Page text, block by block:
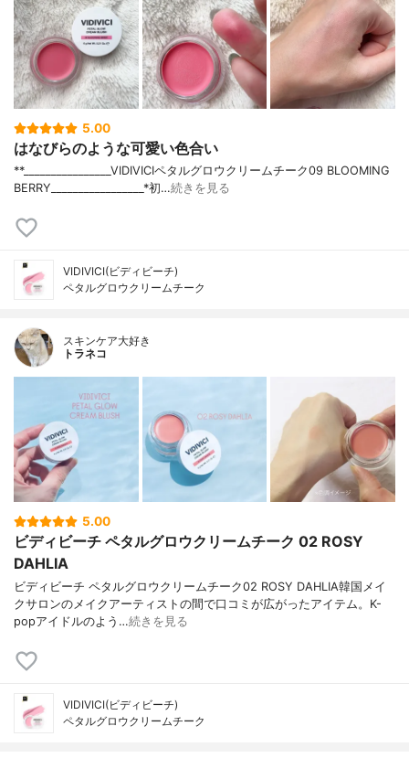
5.00
はなびらのような可愛い色合い
**⁡________________⁡⁡VIDIVICI⁡ペタルグロウクリームチーク09 BLOOMING
BERRY⁡_________________*初…続きを見る
VIDIVICI(ビディビーチ)
ペタルグロウクリームチーク
スキンケア大好き
トラネコ
5.00
ビディビーチ ペタルグロウクリームチーク 02 ROSY
DAHLIA
ビディビーチ ペタルグロウクリームチーク02 ROSY DAHLIA韓国メイ
クサロンのメイクアーティストの間で口コミが広がったアイテム。K-
popアイドルのよう…続きを見る
VIDIVICI(ビディビーチ)
ペタルグロウクリームチーク